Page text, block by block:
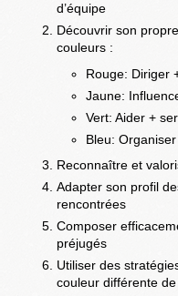
d’équipe
Découvrir son
couleurs :
Rouge: Diriger
Jaune:
Vert: Aider +
Bleu:
Reconnaître et
Adapter son profil
rencontrées
Composer
préjugés
Utiliser des
couleur différente